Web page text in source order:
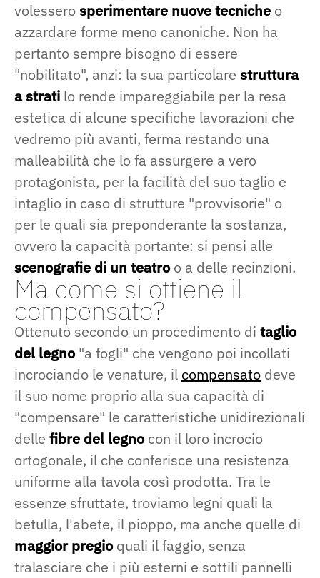
volesserosperimentare nuove tecniche o
azzardare forme meno canoniche. Non ha
pertanto sempre bisogno di essere
"nobilitato", anzi: la sua particolare struttura
a strati lo rende impareggiabile per la resa
estetica di alcune specifiche lavorazioni che
vedremo più avanti, ferma restando una
malleabilità che lo fa assurgere a vero
protagonista, per la facilità del suo taglio e
intaglio in caso di strutture "provvisorie" o
per le quali sia preponderante la sostanza,
ovvero la capacità portante: si pensi alle
scenografie di un teatroo a delle recinzioni.
Ma come si ottiene il
compensato?
Ottenuto secondo un procedimento di taglio
del legno"a fogli" che vengono poi incollati
incrociando le venature, il compensato deve
il suo nome proprio alla sua capacità di
"compensare" le caratteristiche unidirezionali
delle fibre del legnocon il loro incrocio
ortogonale, il che conferisce una resistenza
uniforme alla tavola così prodotta. Tra le
essenze sfruttate, troviamo legni quali la
betulla, l'abete, il pioppo, ma anche quelle di
maggior pregioquali il faggio, senza
tralasciare che i più esterni e sottili pannelli